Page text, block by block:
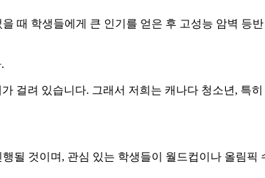
때 학생들에게 큰 인기를 얻은 후 고성능 암벽 등
걸려 있습니다. 그래서 저희는 캐나다 청소년, 특
될 것이며, 관심 있는 학생들이 월드컵이나 올림픽